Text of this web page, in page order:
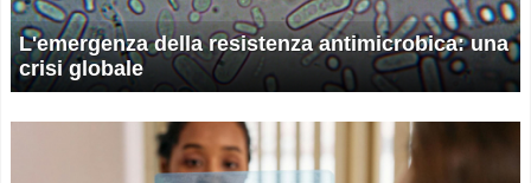
L'emergenza della resistenza antimicrobica: una
crisi globale